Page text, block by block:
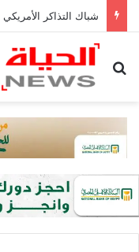
شباك التذاكر
بحث عن